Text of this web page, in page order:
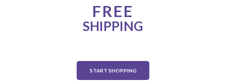
FREE
SHIPPING
START SHOPPING